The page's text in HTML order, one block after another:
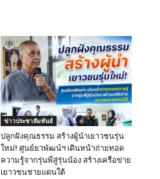
ข่าวประชาสัมพันธ์
ปลูกฝังคุณธรรม สร้างผู้นำเยาวชนรุ่น
ใหม่! ศูนย์ยวพัฒน์ฯ เดินหน้าถ่ายทอด
ความรู้จากรุ่นพี่สู่รุ่นน้อง สร้างเครือข่าย
เยาวชนชายแดนใต้